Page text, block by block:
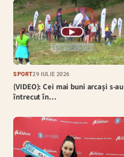
▶
SPORT29 IULIE 2026
(VIDEO): Cei mai buni arcași s-au
întrecut în…